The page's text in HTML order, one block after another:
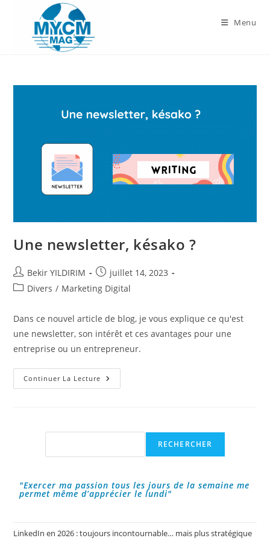
Menu
Une newsletter, késako ?
Auteur/autrice
de
Bekir YILDIRIM
Publication
publiée :
juillet 14, 2023
PostDivers / Marketing Digital
Dans ce nouvel article de blog, je vous explique ce qu'est
une newsletter, son intérêt et ces avantages pour une
entreprise ou un entrepreneur.
Continuer La Lecture Une
Newsletter,
RECHERCHER
"Exercer ma passion tous les jours de la semaine me
permet même d’apprécier le lundi"
LinkedIn en 2026 : toujours incontournable… mais plus stratégique